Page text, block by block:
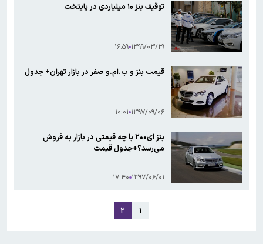
توقیف بنز ۱۰ میلیاردی در پایتخت
۱۳۹۹/۰۳/۲۹ ۱۶:۵۹
قیمت بنز و ب.ام.و صفر در بازار تهران+ جدول
۱۳۹۷/۰۹/۰۶ ۱۰:۰۱
بنز ای۲۰۰ با چه قیمتی در بازار به فروش
می‌رسد؟+جدول قیمت
۱۳۹۷/۰۶/۰۱ ۱۷:۴۰
۱ ۲